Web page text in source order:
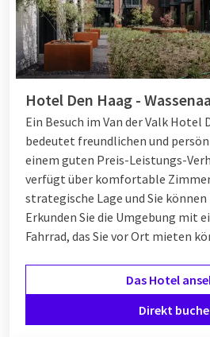
Hotel Den Haag -
Ein Besuch im Van der Valk Hotel
bedeutet freundlichen und
einem guten Preis-Leistungs-
verfügt über komfortable
strategische Lage und Sie
Erkunden Sie die Umgebung mit
Fahrrad, das Sie vor Ort mieten
Das Hotel
Direkt